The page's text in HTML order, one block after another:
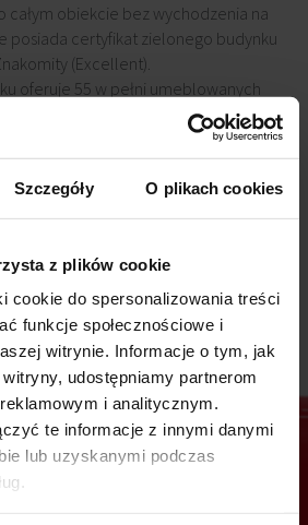
Szczegóły O plikach cookies
z plików cookie
cookie do spersonalizowania treści
funkcje społecznościowe i
witrynie. Informacje o tym, jak
udostępniamy partnerom
i analitycznym.
te informacje z innymi danymi
lub uzyskanymi podczas
całym obiekcie bez wychodzenia na
posiada certyfikat zielonego budynku
(Excellent).
oferuje 55 w pełni umeblowanych
biurach oraz 1 sali
zapewnia szybkie Wi-Fi, łącze
przebiega sprawnie dzięki
ksero i obsłudze recepcyjnej.
Ace of Space mają do dyspozycji
parking miejski.
tą ofertą?